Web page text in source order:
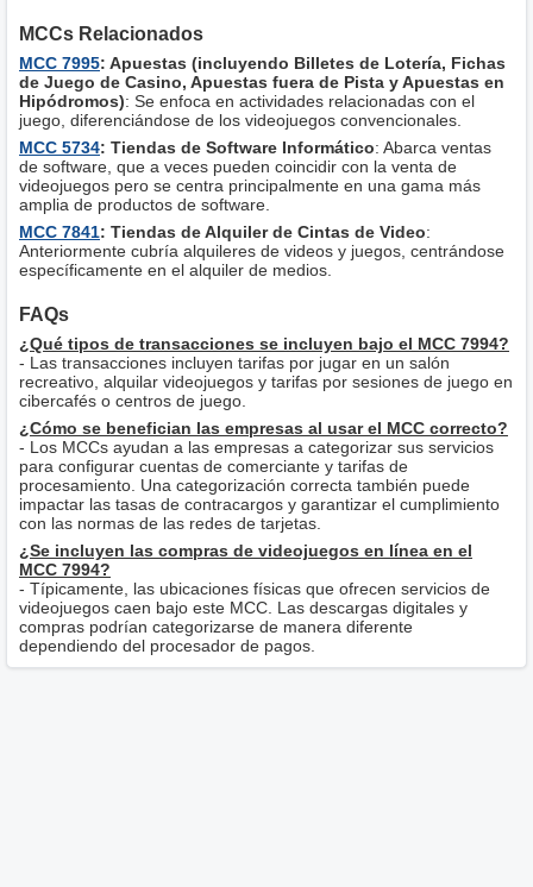
MCCs Relacionados
MCC 7995: Apuestas (incluyendo Billetes de Lotería, Fichas
de Juego de Casino, Apuestas fuera de Pista y Apuestas en
Hipódromos): Se enfoca en actividades relacionadas con el
juego, diferenciándose de los videojuegos convencionales.
MCC 5734: Tiendas de Software Informático: Abarca ventas
de software, que a veces pueden coincidir con la venta de
videojuegos pero se centra principalmente en una gama más
amplia de productos de software.
MCC 7841: Tiendas de Alquiler de Cintas de Video:
Anteriormente cubría alquileres de videos y juegos, centrándose
específicamente en el alquiler de medios.
FAQs
¿Qué tipos de transacciones se incluyen bajo el MCC 7994?
- Las transacciones incluyen tarifas por jugar en un salón
recreativo, alquilar videojuegos y tarifas por sesiones de juego en
cibercafés o centros de juego.
¿Cómo se benefician las empresas al usar el MCC correcto?
- Los MCCs ayudan a las empresas a categorizar sus servicios
para configurar cuentas de comerciante y tarifas de
procesamiento. Una categorización correcta también puede
impactar las tasas de contracargos y garantizar el cumplimiento
con las normas de las redes de tarjetas.
¿Se incluyen las compras de videojuegos en línea en el
MCC 7994?
- Típicamente, las ubicaciones físicas que ofrecen servicios de
videojuegos caen bajo este MCC. Las descargas digitales y
compras podrían categorizarse de manera diferente
dependiendo del procesador de pagos.